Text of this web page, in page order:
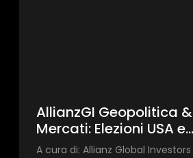
AllianzGI Geopolitica &
Mercati: Elezioni USA e
Nuovi Equilibri Globali
A cura di: Allianz Global Investors